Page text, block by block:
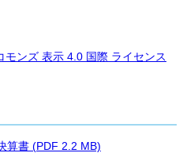
モンズ 表示 4.0 国際 ライセンス
算書 (PDF 2.2 MB)